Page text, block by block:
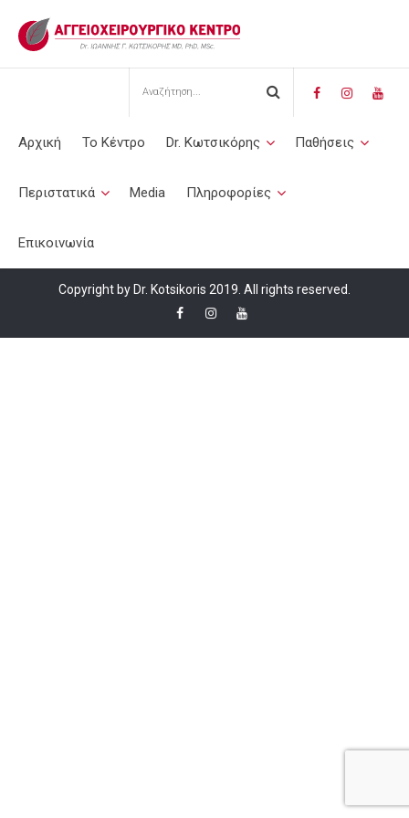
Αρχική Το Κέντρο Dr. Κωτσικόρης Παθήσεις
Περιστατικά Media Πληροφορίες
Επικοινωνία
Copyright by Dr. Kotsikoris 2019. All rights reserved.